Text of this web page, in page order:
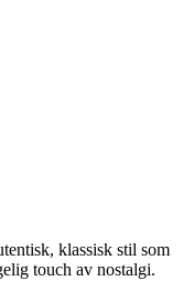
klassisk stil som
touch av nostalgi.